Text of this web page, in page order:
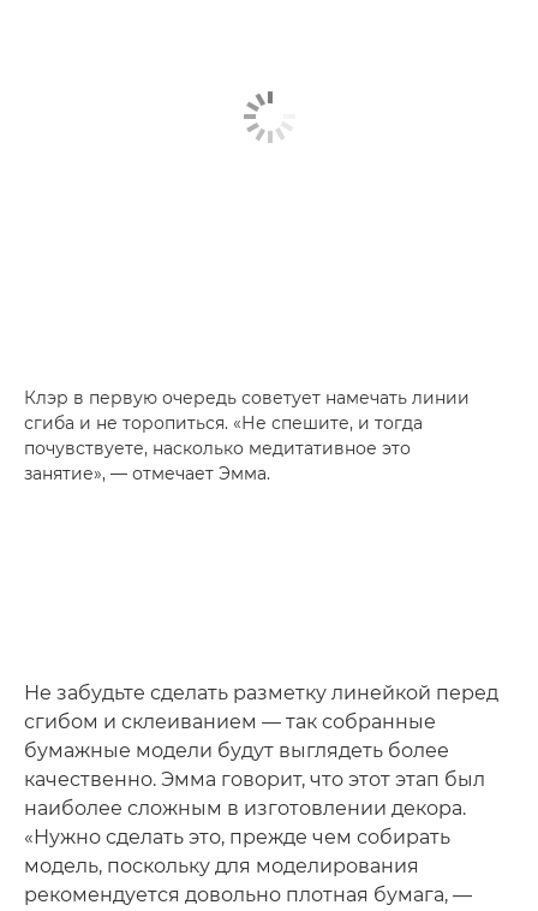
Клэр в первую очередь советует намечать линии
сгиба и не торопиться. «Не спешите, и тогда
почувствуете, насколько медитативное это
занятие», — отмечает Эмма.
Не забудьте сделать разметку линейкой перед
сгибом и склеиванием — так собранные
бумажные модели будут выглядеть более
качественно. Эмма говорит, что этот этап был
наиболее сложным в изготовлении декора.
«Нужно сделать это, прежде чем собирать
модель, поскольку для моделирования
рекомендуется довольно плотная бумага, —